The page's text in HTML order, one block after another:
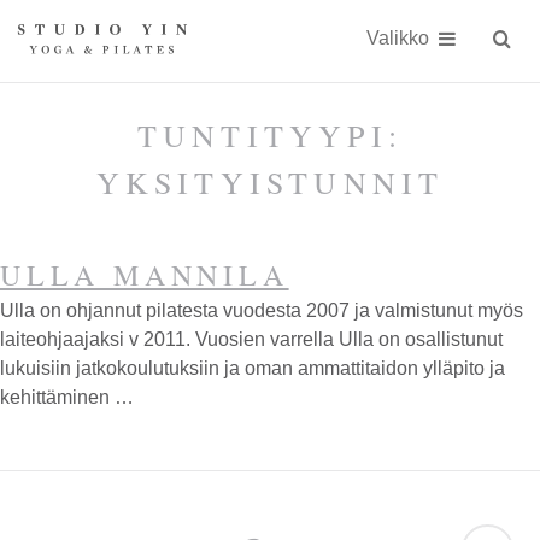
sisällöön
Studio
Studio
Yin
kokonaisvaltaiseen
kehonhuoltoon
jooga-
ja
Pilates-
studio
Valikko
Hae
TUNTITYYPI:
YKSITYISTUNNIT
ULLA MANNILA
Ulla on ohjannut pilatesta vuodesta 2007 ja valmistunut myös
laiteohjaajaksi v 2011. Vuosien varrella Ulla on osallistunut
lukuisiin jatkokoulutuksiin ja oman ammattitaidon ylläpito ja
kehittäminen …